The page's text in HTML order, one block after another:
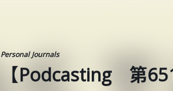
Personal Journals
【Podcasting 第